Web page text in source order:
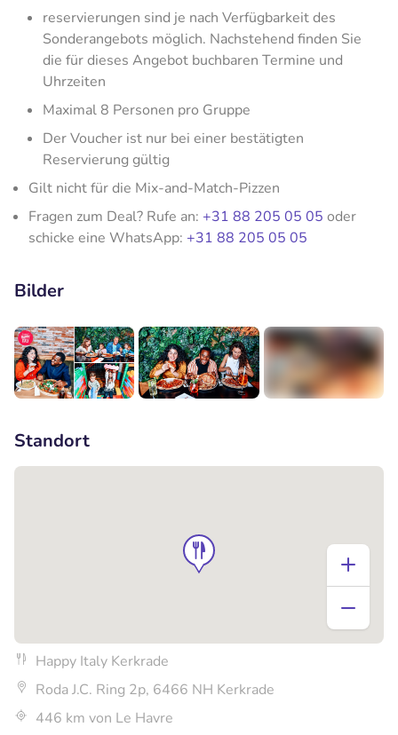
reservierungen sind je nach Verfügbarkeit des
Sonderangebots möglich. Nachstehend finden Sie
die für dieses Angebot buchbaren Termine und
Uhrzeiten
Maximal 8 Personen pro Gruppe
Der Voucher ist nur bei einer bestätigten
Reservierung gültig
Gilt nicht für die Mix-and-Match-Pizzen
Fragen zum Deal? Rufe an: +31 88 205 05 05 oder
schicke eine WhatsApp: +31 88 205 05 05
Bilder
Standort
Happy Italy Kerkrade
Roda J.C. Ring 2p, 6466 NH Kerkrade
446 km von Le Havre